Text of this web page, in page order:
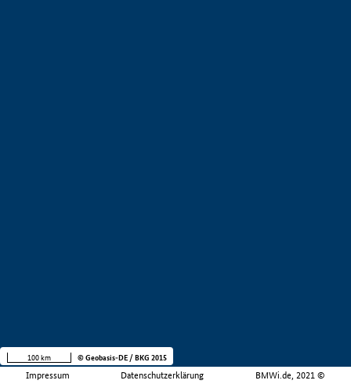
Impressum Datenschutzerklärung BMWi.de, 2021 ©
100 km © Geobasis-DE / BKG 2015